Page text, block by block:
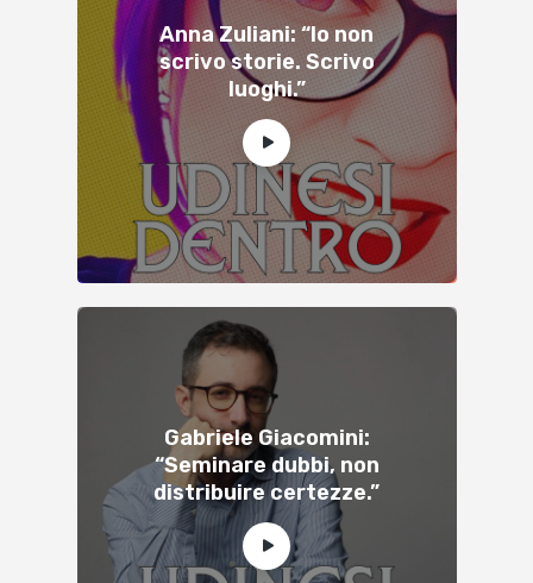
Anna Zuliani: “Io non
scrivo storie. Scrivo
luoghi.”
Gabriele Giacomini:
“Seminare dubbi, non
distribuire certezze.”